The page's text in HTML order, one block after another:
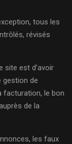
tous les
révisés
site est d’avoir
gestion de
facturation, le bon
de la
les faux